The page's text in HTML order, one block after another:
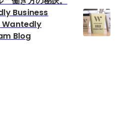
Business
Wantedly
Blog